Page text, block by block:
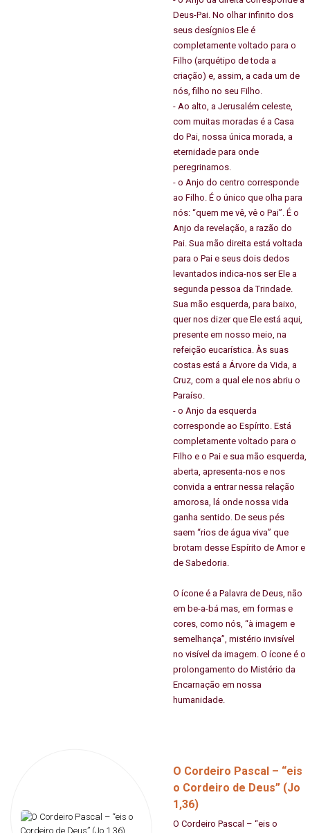
Deus-Pai. No olhar infinito dos
seus desígnios Ele é
completamente voltado para o
Filho (arquétipo de toda a
criação) e, assim, a cada um de
nós, filho no seu Filho.
- Ao alto, a Jerusalém celeste,
com muitas moradas é a Casa
do Pai, nossa única morada, a
eternidade para onde
peregrinamos.
- o Anjo do centro corresponde
ao Filho. É o único que olha para
nós: “quem me vê, vê o Pai”. É o
Anjo da revelação, a razão do
Pai. Sua mão direita está voltada
para o Pai e seus dois dedos
levantados indica-nos ser Ele a
segunda pessoa da Trindade.
Sua mão esquerda, para baixo,
quer nos dizer que Ele está aqui,
presente em nosso meio, na
refeição eucarística. Às suas
costas está a Árvore da Vida, a
Cruz, com a qual ele nos abriu o
Paraíso.
- o Anjo da esquerda
corresponde ao Espírito. Está
completamente voltado para o
Filho e o Pai e sua mão esquerda,
aberta, apresenta-nos e nos
convida a entrar nessa relação
amorosa, lá onde nossa vida
ganha sentido. De seus pés
saem “rios de água viva” que
brotam desse Espírito de Amor e
de Sabedoria.
O ícone é a Palavra de Deus, não
em be-a-bá mas, em formas e
cores, como nós, “à imagem e
semelhança”, mistério invisível
no visível da imagem. O ícone é o
prolongamento do Mistério da
Encarnação em nossa
humanidade.
O Cordeiro Pascal – “eis
o Cordeiro de Deus” (Jo
1,36)
O Cordeiro Pascal – “eis o